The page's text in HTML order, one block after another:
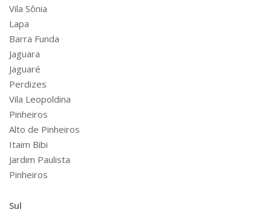
Vila Sônia
Lapa
Barra Funda
Jaguara
Jaguaré
Perdizes
Vila Leopoldina
Pinheiros
Alto de Pinheiros
Itaim Bibi
Jardim Paulista
Pinheiros
Sul